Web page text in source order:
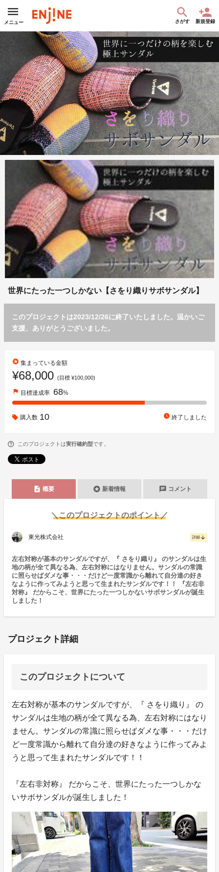
メニュー さがす 新規登録
世界にたった一つしかない【さをり織りサボサンダル】
このプロジェクトは2023/12/26に終了いたしました。温かいご
支援、ありがとうございました。
stars 集まっている金額
¥68,000 (目標 ¥100,000)
flag 目標達成率 68%
購入数 10 watch_later 終了しました
このプロジェクトは実行確約型です。
description 概要 stars 新着情報 chat コメント
＼このプロジェクトのポイント／
東光株式会社 詳細 arrow_downward
左右対称が基本のサンダルですが、『 さをり織り』 のサンダルは生
地の柄が全て異なる為、左右対称にはなりません。サンダルの常識
に照らせばダメな事・・・だけど一度常識から離れて自分達の好き
なように作ってみようと思って生まれたサンダルです！！ 『左右非
対称』 だからこそ、世界にたった一つしかないサボサンダルが誕生
しました！
プロジェクト詳細
このプロジェクトについて
左右対称が基本のサンダルですが、『 さをり織り』 の
サンダルは生地の柄が全て異なる為、左右対称にはなり
ません。サンダルの常識に照らせばダメな事・・・だけ
ど一度常識から離れて自分達の好きなように作ってみよ
うと思って生まれたサンダルです！！
『左右非対称』 だからこそ、世界にたった一つしかな
いサボサンダルが誕生しました！